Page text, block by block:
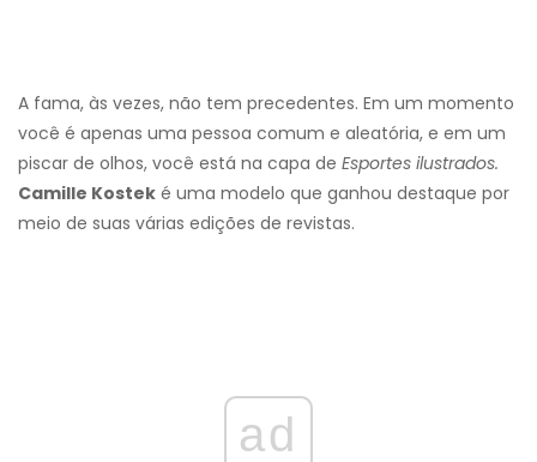
A fama, às vezes, não tem precedentes. Em um momento
você é apenas uma pessoa comum e aleatória, e em um
piscar de olhos, você está na capa de Esportes ilustrados.
Camille Kostek é uma modelo que ganhou destaque por
meio de suas várias edições de revistas.
ad